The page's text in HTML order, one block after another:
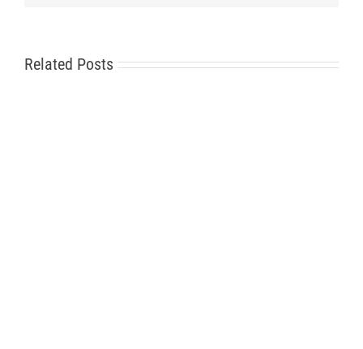
Related Posts